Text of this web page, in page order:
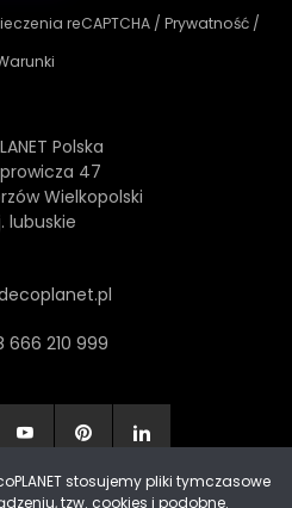
reCAPTCHA / Prywatność /
Polska
47
Wielkopolski
lubuskie
666 210 999
stosujemy pliki tymczasowe
tzw. cookies i podobne.